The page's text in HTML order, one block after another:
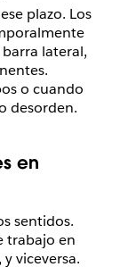
plazo. Los
lateral,
o cuando
desorden.
en
sentidos.
trabajo en
viceversa.